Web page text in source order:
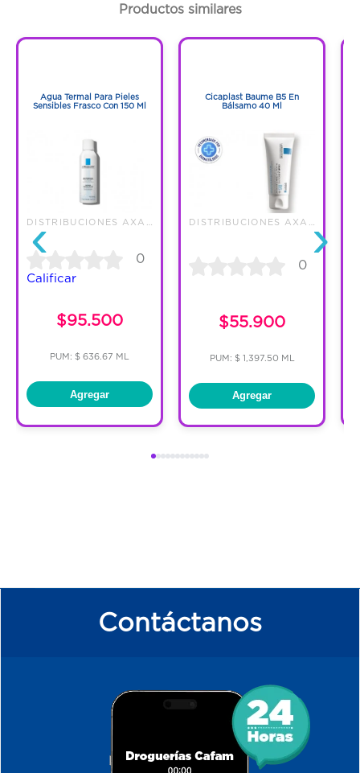
Productos similares
‹
Agua Termal Para Pieles
Sensibles Frasco Con 150 Ml
0
Calificar
$95.500
PUM: $ 636.67 ML
Agregar
Cicaplast Baume B5 En
Bálsamo 40 Ml
0
$55.900
PUM: $ 1,397.50 ML
Agregar
›
Contáctanos